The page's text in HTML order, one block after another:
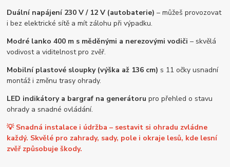
Duální napájení 230 V / 12 V (autobaterie) – můžeš provozovat
i bez elektrické sítě a mít zálohu při výpadku.
Modré lanko 400 m s měděnými a nerezovými vodiči – skvělá
vodivost a viditelnost pro zvěř.
Mobilní plastové sloupky (výška až 136 cm) s 11 očky usnadní
montáž i změnu trasy ohrady.
LED indikátory a bargraf na generátoru pro přehled o stavu
ohrady a snadné ovládání.
💡 Snadná instalace i údržba – sestavit si ohradu zvládne
každý. Skvělé pro zahrady, sady, pole i okraje lesů, kde lesní
zvěř způsobuje škody.